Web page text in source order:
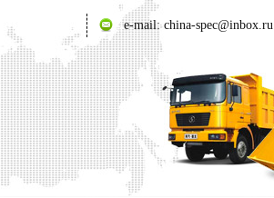
e-mail: china-spec@inbox.ru